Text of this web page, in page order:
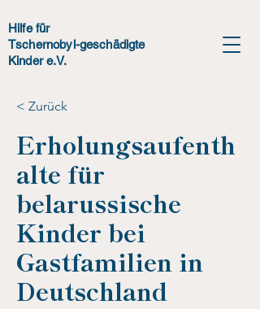
Hilfe für
Tschernobyl-geschädigte
Kinder e.V.
< Zurück
Erholungsaufenth
alte für
belarussische
Kinder bei
Gastfamilien in
Deutschland